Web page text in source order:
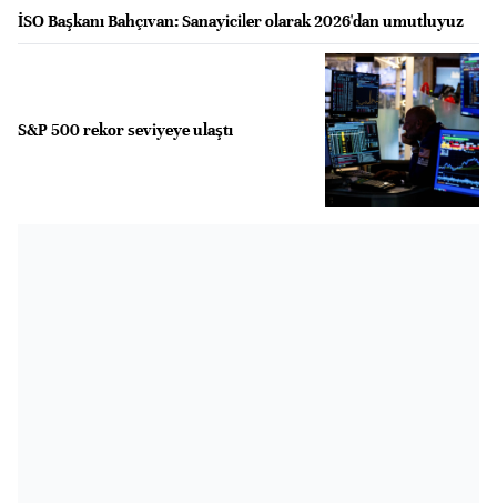
İSO Başkanı Bahçıvan: Sanayiciler olarak 2026'dan umutluyuz
S&P 500 rekor seviyeye ulaştı